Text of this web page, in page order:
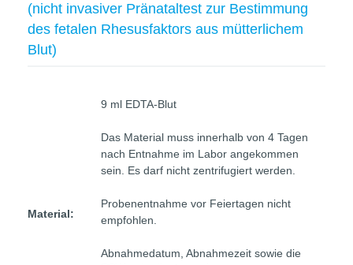
(nicht invasiver Pränataltest zur Bestimmung
des fetalen Rhesusfaktors aus mütterlichem
Blut)
Material:
9 ml EDTA-Blut
Das Material muss innerhalb von 4 Tagen
nach Entnahme im Labor angekommen
sein. Es darf nicht zentrifugiert werden.
Probenentnahme vor Feiertagen nicht
empfohlen.
Abnahmedatum, Abnahmezeit sowie die